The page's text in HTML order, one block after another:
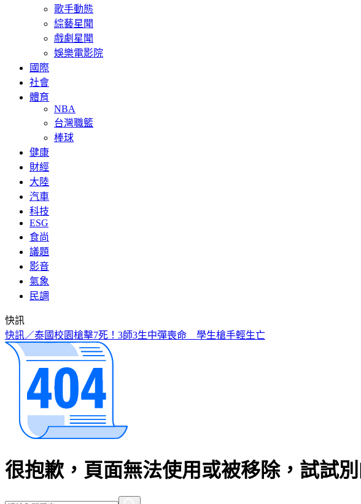
歌手動態
綜藝星聞
戲劇星聞
娛樂電影院
國際
社會
體育
NBA
台灣職籃
棒球
健康
財經
大陸
汽車
科技
ESG
食尚
議題
影音
氣象
民調
快訊
快訊／泰國校園槍擊7死！3師3生中彈喪命 學生槍手輕生亡
很抱歉，頁面無法使用或被移除，試試